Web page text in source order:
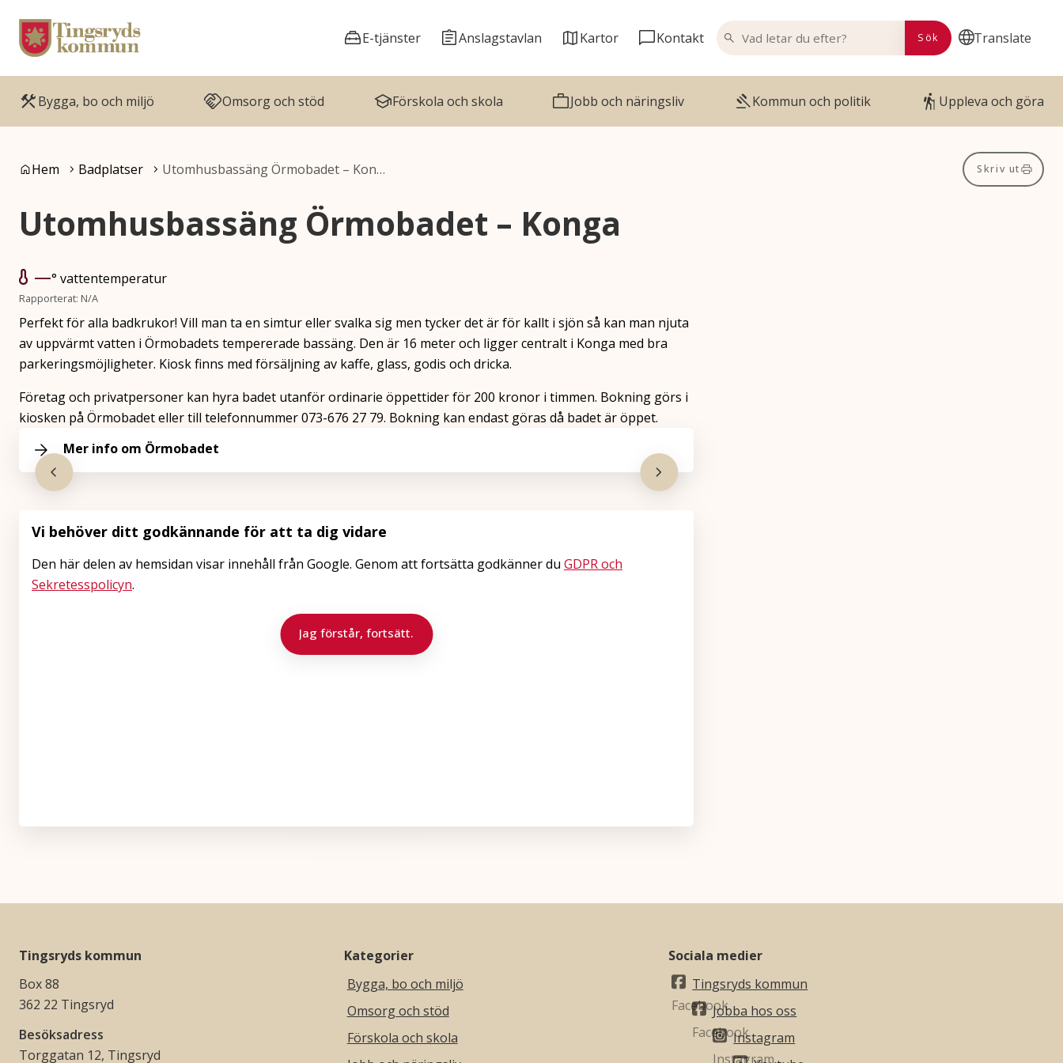
Gå till innehåll
Gå till huvudmeny
Translate
E-tjänster Anslagstavlan Kartor Kontakt
VAD LETAR DU EFTER?
Sök
Bygga, bo och miljö Omsorg och stöd Förskola och skola Jobb och näringsliv Kommun och politik Uppleva och göra
Du är här:
Hem Badplatser Utomhusbassäng Örmobadet – Kon… Skriv ut
Utomhusbassäng Örmobadet – Konga
—° vattentemperatur
Rapporterat: N/A
Perfekt för alla badkrukor! Vill man ta en simtur eller svalka sig men tycker det är för kallt i sjön så kan man njuta
av uppvärmt vatten i Örmobadets tempererade bassäng. Den är 16 meter och ligger centralt i Konga med bra
parkeringsmöjligheter. Kiosk finns med försäljning av kaffe, glass, godis och dricka.
Företag och privatpersoner kan hyra badet utanför ordinarie öppettider för 200 kronor i timmen. Bokning görs i
kiosken på Örmobadet eller till telefonnummer 073-676 27 79. Bokning kan endast göras då badet är öppet.
Mer info om Örmobadet
Vi behöver ditt godkännande för att ta dig vidare
Den här delen av hemsidan visar innehåll från Google. Genom att fortsätta godkänner du GDPR och
Sekretesspolicyn.
Jag förstår, fortsätt.
Tingsryds kommun
Box 88
362 22 Tingsryd
Besöksadress
Torggatan 12, Tingsryd
Kategorier
Bygga, bo och miljö
Omsorg och stöd
Förskola och skola
Sociala medier
Tingsryds kommun
Jobba hos oss
Instagram